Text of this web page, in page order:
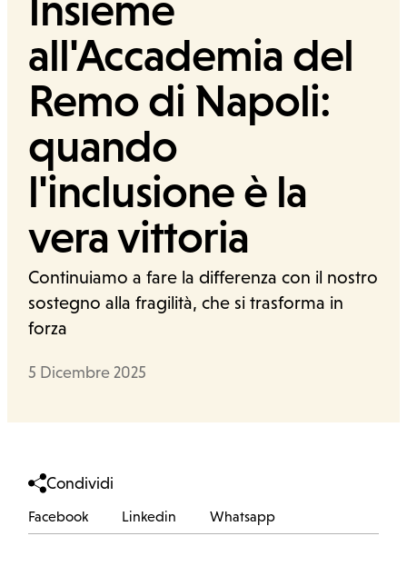
Ufficio stampa
all'Accademia del
Remo di Napoli:
quando
l'inclusione è la
vera vittoria
Continuiamo a fare la differenza con il nostro
sostegno alla fragilità, che si trasforma in
forza
Data
5 Dicembre 2025
Condividi
Facebook
Facebook Linkedin
Linkedin Whatsapp
Whatsapp